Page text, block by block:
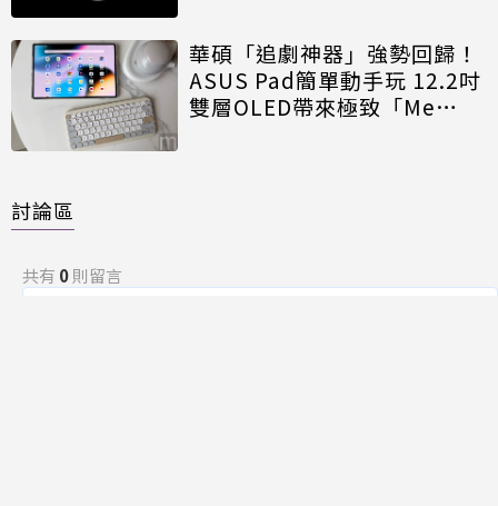
華碩「追劇神器」強勢回歸！
ASUS Pad簡單動手玩 12.2吋
雙層OLED帶來極致「Me
討論區
共有 0則留言